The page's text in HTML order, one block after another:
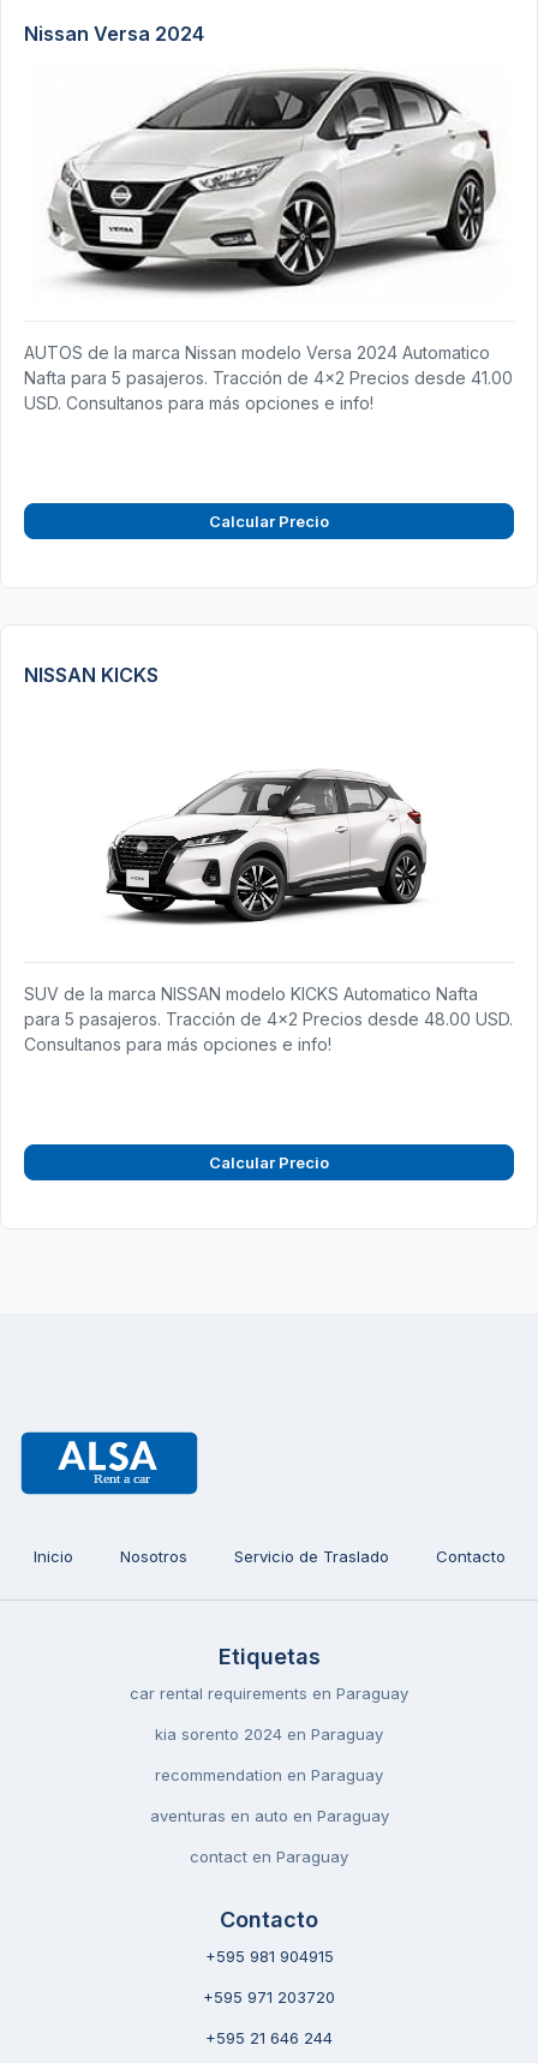
Nissan Versa 2024
AUTOS de la marca Nissan modelo Versa 2024 Automatico
Nafta para 5 pasajeros. Tracción de 4x2 Precios desde 41.00
USD. Consultanos para más opciones e info!
Calcular Precio
NISSAN KICKS
SUV de la marca NISSAN modelo KICKS Automatico Nafta
para 5 pasajeros. Tracción de 4x2 Precios desde 48.00 USD.
Consultanos para más opciones e info!
Calcular Precio
Inicio Nosotros Servicio de Traslado Contacto
Etiquetas
car rental requirements en Paraguay
kia sorento 2024 en Paraguay
recommendation en Paraguay
aventuras en auto en Paraguay
contact en Paraguay
Contacto
+595 981 904915
+595 971 203720
+595 21 646 244